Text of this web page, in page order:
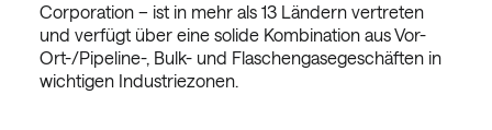
Corporation – ist in mehr als 13 Ländern vertreten
und verfügt über eine solide Kombination aus Vor-
Ort-/Pipeline-, Bulk- und Flaschengasegeschäften in
wichtigen Industriezonen.